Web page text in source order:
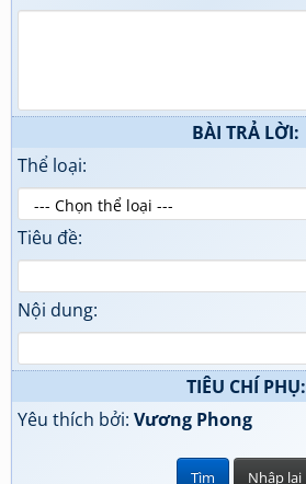
BÀI TRẢ LỜI:
Thể loại:
Tiêu đề:
Nội dung:
TIÊU CHÍ PHỤ:
Yêu thích bởi: Vương Phong